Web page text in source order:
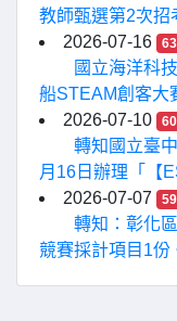
教師甄選第2次招
2026-07-16
63
國立海洋科
船STEAM創客大
2026-07-10
60
轉知國立臺
月16日辦理「【
2026-07-07
59
轉知：彰化
競賽採計項目1份